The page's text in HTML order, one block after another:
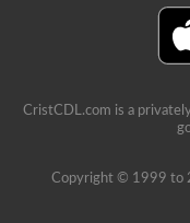
CristCDL.com is a
Copyright © 1999 to